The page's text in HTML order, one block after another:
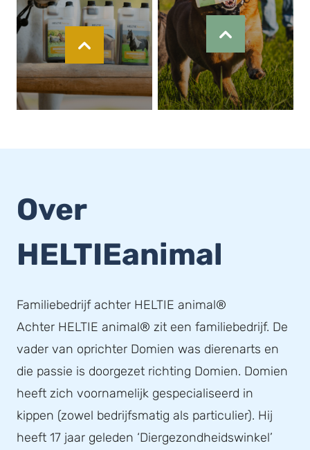
Over
HELTIEanimal
Familiebedrijf achter HELTIE animal®
Achter HELTIE animal® zit een familiebedrijf. De
vader van oprichter Domien was dierenarts en
die passie is doorgezet richting Domien. Domien
heeft zich voornamelijk gespecialiseerd in
kippen (zowel bedrijfsmatig als particulier). Hij
heeft 17 jaar geleden ‘Diergezondheidswinkel’